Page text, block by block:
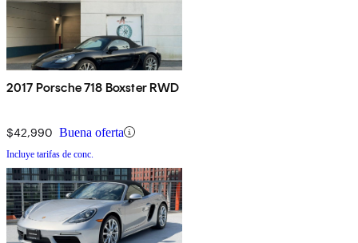
2017 Porsche 718 Boxster RWD
$42,990 Buena oferta
Incluye tarifas de conc.